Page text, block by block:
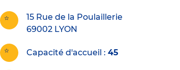
15 Rue de la Poulaillerie
69002 LYON
Capacité d'accueil 45